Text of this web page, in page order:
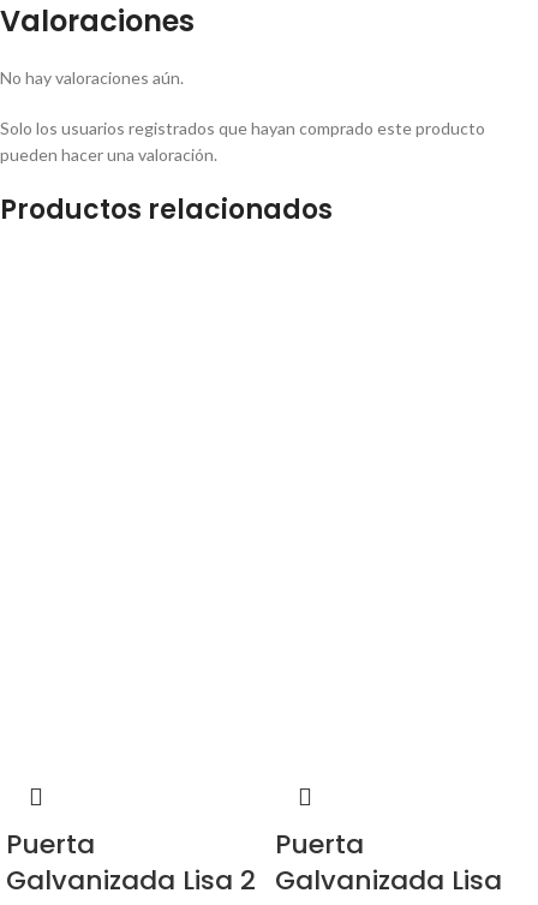
Valoraciones
No hay valoraciones aún.
Solo los usuarios registrados que hayan comprado este producto
pueden hacer una valoración.
Productos relacionados
Puerta
Galvanizada Lisa 2
Puerta
Galvanizada Lisa